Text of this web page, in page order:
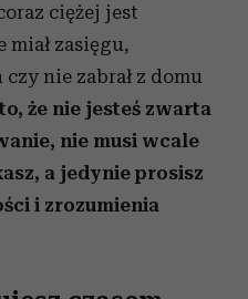
ciężej jest
miał zasięgu,
nie zabrał z domu
że nie jesteś zwarta
nie musi wcale
a jedynie prosisz
i zrozumienia